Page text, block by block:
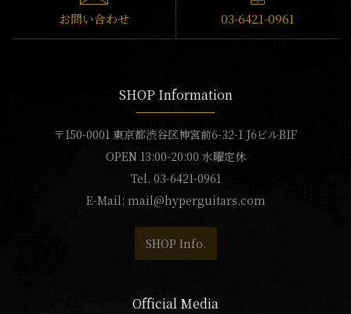
お問い合わせ 03-6421-0961
SHOP Information
〒150-0001 東京都渋谷区神宮前6-32-1 J6ビルB1F
OPEN 13:00-20:00 水曜定休
Tel. 03-6421-0961
E-Mail: mail@hyperguitars.com
SHOP Info.
Official Media